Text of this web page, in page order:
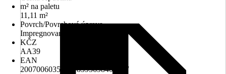
m² na paletu
11,11 m²
Povrch/Povrchová úprava
Impregnované
KČZ
AA39
EAN
2007006035249, 8595698400017